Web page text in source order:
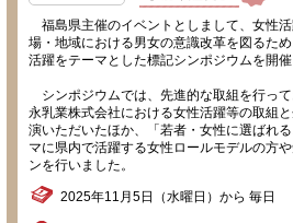
福島県主催のイベントとしまして、女性
場・地域における男女の意識改革を図るた
活躍をテーマとした標記シンポジウムを開催
シンポジウムでは、先進的な取組を行っ
永乳業株式会社における女性活躍等の取組
演いただいたほか、「若者・女性に選ばれ
マに県内で活躍する女性ロールモデルの方
ンを行いました。
2025年11月5日（水曜日）から 毎日